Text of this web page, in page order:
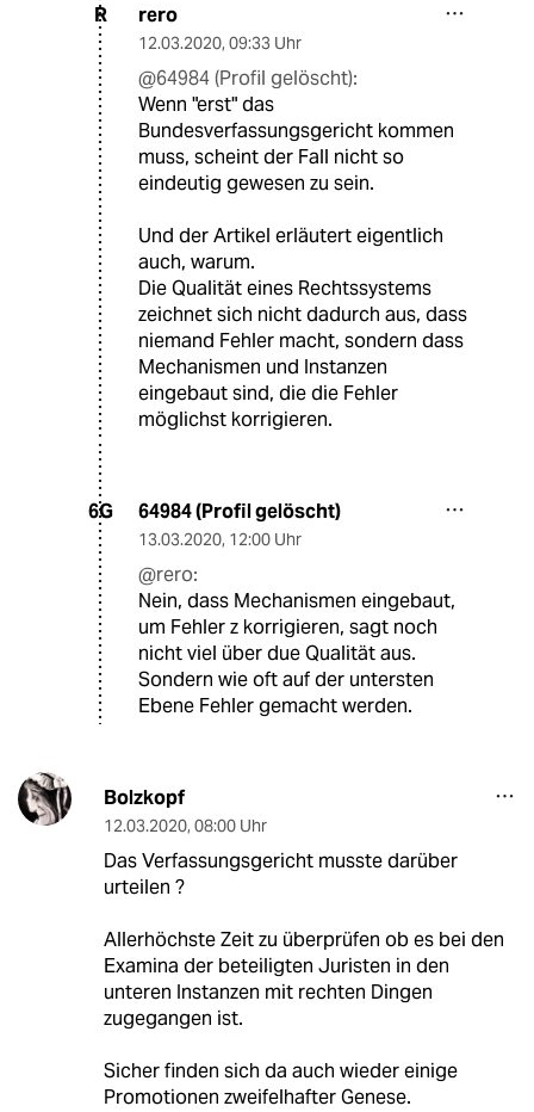
R rero
12.03.2020, 09:33 Uhr
@64984 (Profil gelöscht):
Wenn "erst" das
Bundesverfassungsgericht kommen
muss, scheint der Fall nicht so
eindeutig gewesen zu sein.
Und der Artikel erläutert eigentlich
auch, warum.
Die Qualität eines Rechtssystems
zeichnet sich nicht dadurch aus, dass
niemand Fehler macht, sondern dass
Mechanismen und Instanzen
eingebaut sind, die die Fehler
möglichst korrigieren.
6G 64984 (Profil gelöscht)
13.03.2020, 12:00 Uhr
@rero:
Nein, dass Mechanismen eingebaut,
um Fehler z korrigieren, sagt noch
nicht viel über due Qualität aus.
Sondern wie oft auf der untersten
Ebene Fehler gemacht werden.
Bolzkopf
12.03.2020, 08:00 Uhr
Das Verfassungsgericht musste darüber
urteilen ?
Allerhöchste Zeit zu überprüfen ob es bei den
Examina der beteiligten Juristen in den
unteren Instanzen mit rechten Dingen
zugegangen ist.
Sicher finden sich da auch wieder einige
Promotionen zweifelhafter Genese.